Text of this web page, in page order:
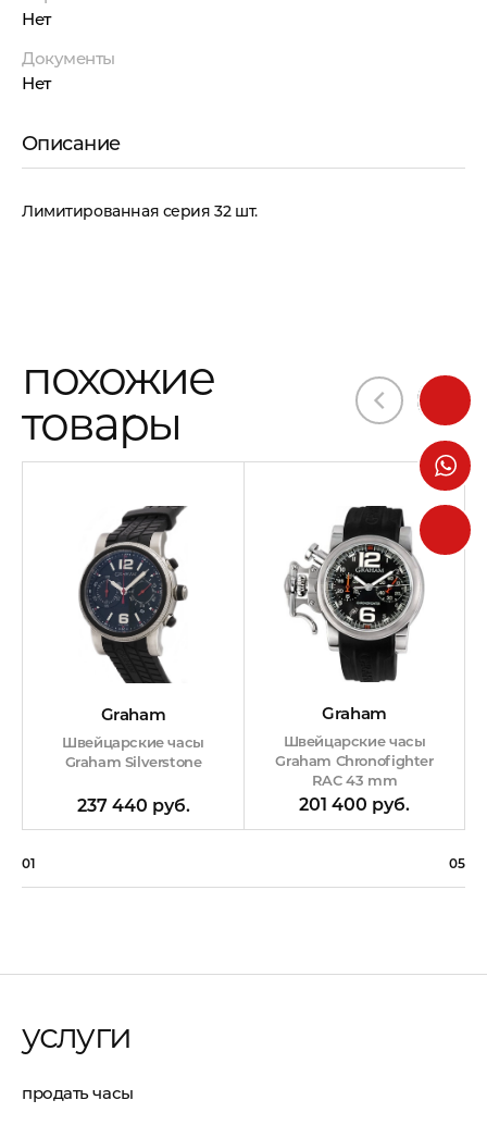
Нет
Документы
Нет
Описание
Лимитированная серия 32 шт.
похожие
товары
Graham
Швейцарские часы
Graham Silverstone
237 440 руб.
Graham
Швейцарские часы
Graham Chronofighter
RAC 43 mm
201 400 руб.
01 05
услуги
продать часы